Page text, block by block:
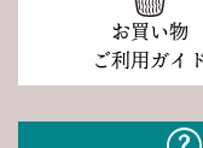
お買い物
ご利用ガイ